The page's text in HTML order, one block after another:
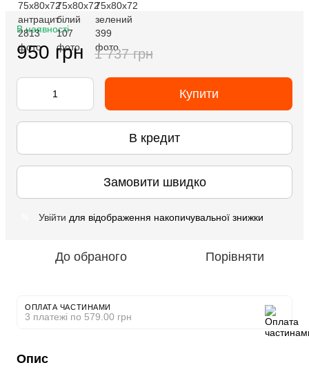
В наявності
950 грн 1 737 грн
Купити
В кредит
Замовити швидко
Увійти для відображення накопичувальної знижки
До обраного Порівняти
ОПЛАТА ЧАСТИНАМИ
3 платежі по 579.00 грн
Опис